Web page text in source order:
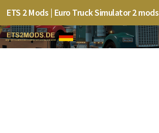
ETS 2 Mods | Euro Truck Simulator 2 mods